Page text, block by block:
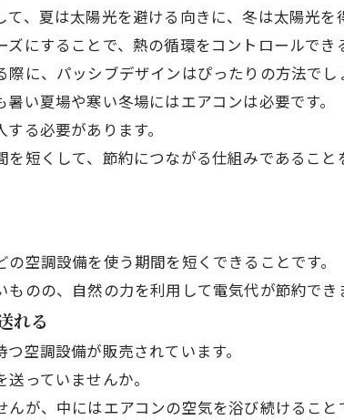
、夏は太陽光を避ける向きに、冬は太陽光を
にすることで、熱の循環をコントロールでき
に、パッシブデザインはぴったりの方法でし
い夏場や寒い冬場にはエアコンは必要です。
る必要があります。
短くして、節約につながる仕組みであること
空調設備を使う期間を短くできることです。
のの、自然の力を利用して電気代が節約でき
れる
空調設備が販売されています。
っていませんか。
が、中にはエアコンの空気を浴び続けること